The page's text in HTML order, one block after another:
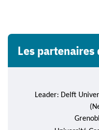
Les partenaires
Leader: Delft